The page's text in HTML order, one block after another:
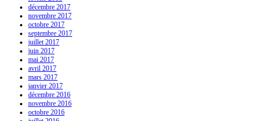
décembre 2017
novembre 2017
octobre 2017
septembre 2017
juillet 2017
juin 2017
mai 2017
avril 2017
mars 2017
janvier 2017
décembre 2016
novembre 2016
octobre 2016